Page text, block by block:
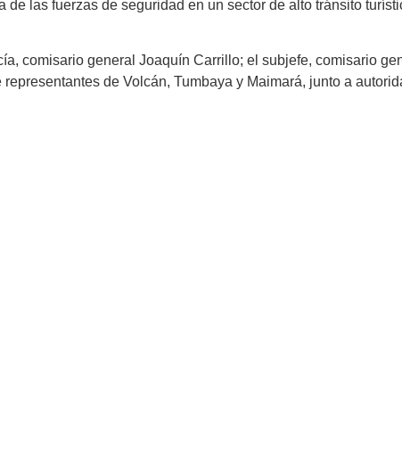
de las fuerzas de seguridad en un sector de alto tránsito
comisario general Joaquín Carrillo; el subjefe, comisario
de Volcán, Tumbaya y Maimará, junto a